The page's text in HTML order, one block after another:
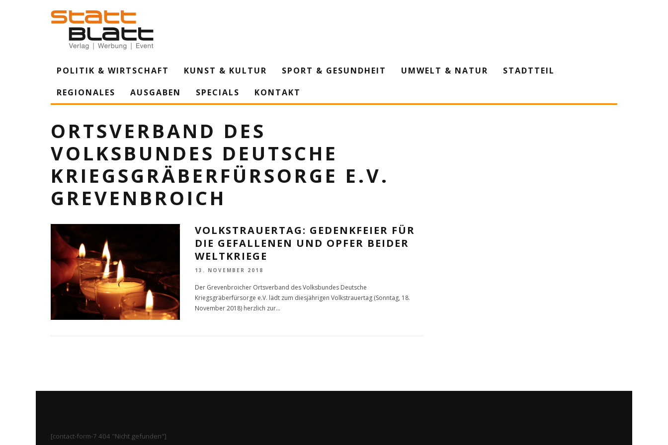
POLITIK & WIRTSCHAFT KUNST & KULTUR SPORT & GESUNDHEIT UMWELT & NATUR
STADTTEIL
REGIONALES
AUSGABEN SPECIALS KONTAKT
ORTSVERBAND DES
VOLKSBUNDES DEUTSCHE
KRIEGSGRÄBERFÜRSORGE E.V.
GREVENBROICH
VOLKSTRAUERTAG: GEDENKFEIER FÜR
DIE GEFALLENEN UND OPFER BEIDER
WELTKRIEGE
13. NOVEMBER 2018
Der Grevenbroicher Ortsverband des Volksbundes Deutsche
Kriegsgräberfürsorge e.V. lädt zum diesjährigen Volkstrauertag (Sonntag, 18.
November 2018) herzlich zur...
[contact-form-7 404 "Nicht gefunden"]